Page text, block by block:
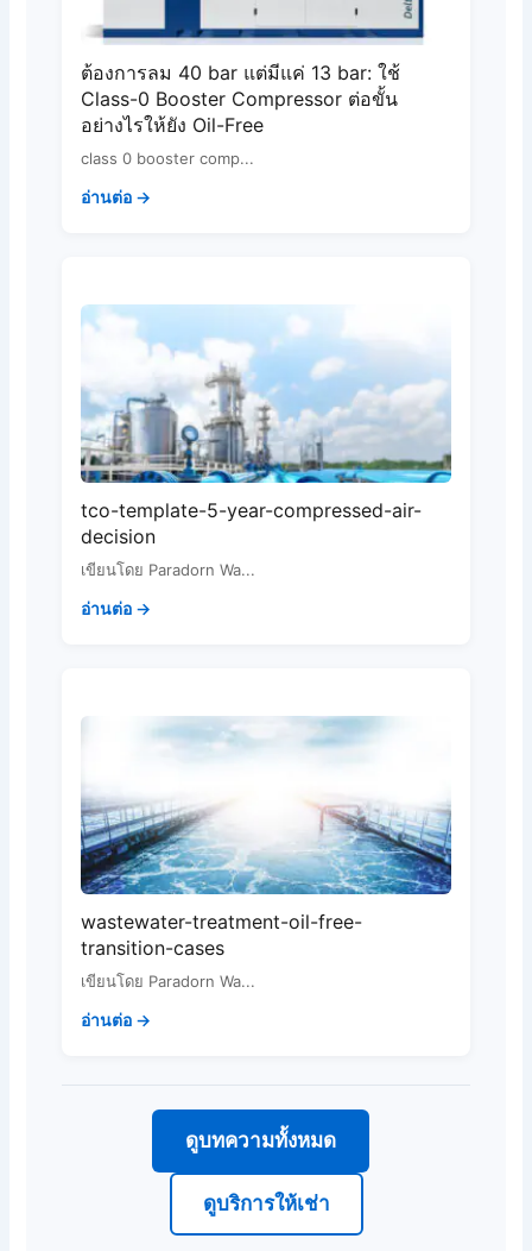
ต้องการลม 40 bar แต่มีแค่ 13 bar: ใช้
Class-0 Booster Compressor ต่อขั้น
อย่างไรให้ยัง Oil-Free
class 0 booster comp...
อ่านต่อ →
tco-template-5-year-compressed-air-
decision
เขียนโดย Paradorn Wa...
อ่านต่อ →
wastewater-treatment-oil-free-
transition-cases
เขียนโดย Paradorn Wa...
อ่านต่อ →
ดูบทความทั้งหมด
ดูบริการให้เช่า